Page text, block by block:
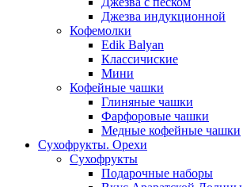
Джезва индукционной
Кофемолки
Edik Balyan
Классичиские
Мини
Кофейные чашки
Глиняные чашки
Фарфоровые чашки
Медные кофейные чашки
Сухофрукты. Орехи
Сухофрукты
Подарочные наборы